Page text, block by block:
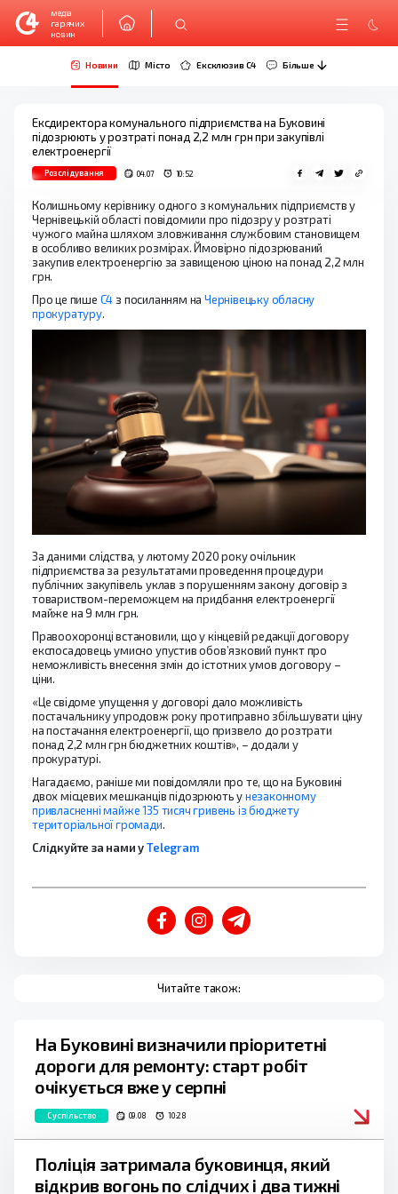
медіа
гарячих
новин
Новини Місто Ексклюзив C4 Більше
Ексдиректора комунального підприємства на Буковині
підозрюють у розтраті понад 2,2 млн грн при закупівлі
електроенергії
Розслідування 04.07 10:52
Колишньому керівнику одного з комунальних підприємств у
Чернівецькій області повідомили про підозру у розтраті
чужого майна шляхом зловживання службовим становищем
в особливо великих розмірах. Ймовірно підозрюваний
закупив електроенергію за завищеною ціною на понад 2,2 млн
грн.
Про це пише С4 з посиланням на Чернівецьку обласну
прокуратуру.
За даними слідства, у лютому 2020 року очільник
підприємства за результатами проведення процедури
публічних закупівель уклав з порушенням закону договір з
товариством-переможцем на придбання електроенергії
майже на 9 млн грн.
Правоохоронці встановили, що у кінцевій редакції договору
експосадовець умисно упустив обов’язковий пункт про
неможливість внесення змін до істотних умов договору –
ціни.
«Це свідоме упущення у договорі дало можливість
постачальнику упродовж року протиправно збільшувати ціну
на постачання електроенергії, що призвело до розтрати
понад 2,2 млн грн бюджетних коштів», – додали у
прокуратурі.
Нагадаємо, раніше ми повідомляли про те, що на Буковині
двох місцевих мешканців підозрюють унезаконному
привласненні майже 135 тисяч гривень із бюджету
територіальної громади.
Слідкуйте за нами уTelegram
Читайте також:
На Буковині визначили пріоритетні
дороги для ремонту: старт робіт
очікується вже у серпні
Суспільство 09.08 10:28
Поліція затримала буковинця, який
відкрив вогонь по слідчих і два тижні